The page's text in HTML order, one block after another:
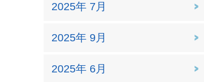
2025年 7月
2025年 9月
2025年 6月